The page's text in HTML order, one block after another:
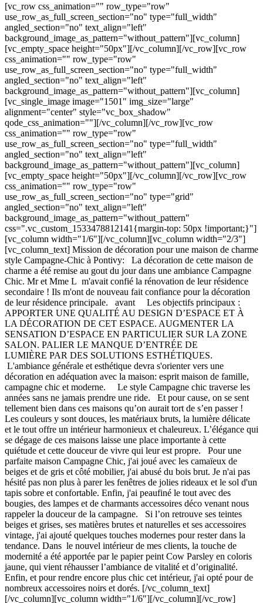
[vc_row css_animation="" row_type="row"
use_row_as_full_screen_section="no" type="full_width"
angled_section="no" text_align="left"
background_image_as_pattern="without_pattern"][vc_column]
[vc_empty_space height="50px"][/vc_column][/vc_row][vc_row
css_animation="" row_type="row"
use_row_as_full_screen_section="no" type="full_width"
angled_section="no" text_align="left"
background_image_as_pattern="without_pattern"][vc_column]
[vc_single_image image="1501" img_size="large"
alignment="center" style="vc_box_shadow"
qode_css_animation=""][/vc_column][/vc_row][vc_row
css_animation="" row_type="row"
use_row_as_full_screen_section="no" type="full_width"
angled_section="no" text_align="left"
background_image_as_pattern="without_pattern"][vc_column]
[vc_empty_space height="50px"][/vc_column][/vc_row][vc_row
css_animation="" row_type="row"
use_row_as_full_screen_section="no" type="grid"
angled_section="no" text_align="left"
background_image_as_pattern="without_pattern"
css=".vc_custom_1533478812141{margin-top: 50px !important;}"]
[vc_column width="1/6"][/vc_column][vc_column width="2/3"]
[vc_column_text] Mission de décoration pour une maison de charme
style Campagne-Chic à Pontivy: La décoration de cette maison de
charme a été remise au gout du jour dans une ambiance Campagne
Chic. Mr et Mme L m'avait confié la rénovation de leur résidence
secondaire ! Ils m'ont de nouveau fait confiance pour la décoration
de leur résidence principale. avant Les objectifs principaux :
APPORTER UNE QUALITÉ AU DESIGN D’ESPACE ET À
LA DÉCORATION DE CET ESPACE. AUGMENTER LA
SENSATION D’ESPACE EN PARTICULIER SUR LA ZONE
SALON. PALIER LE MANQUE D’ENTRÉE DE
LUMIÈRE PAR DES SOLUTIONS ESTHÉTIQUES.
L'ambiance générale et esthétique devra s'orienter vers une
décoration en adéquation avec la maison: esprit maison de famille,
campagne chic et moderne. Le style Campagne chic traverse les
années sans ne jamais prendre une ride. Et pour cause, on se sent
tellement bien dans ces maisons qu’on aurait tort de s’en passer !
Les couleurs y sont douces, les matériaux bruts, la lumière délicate
et le tout offre un intérieur harmonieux et chaleureux. L’élégance qui
se dégage de ces maisons laisse une place importante à cette
quiétude et cette douceur de vivre qui leur est propre. Pour une
parfaite maison Campagne Chic, j'ai joué avec les camaïeux de
beiges et de gris et côté mobilier, j'ai abusé du bois brut. Je n'ai pas
hésité pas non plus à parer les fenêtres de jolies rideaux et le sol d'un
tapis sobre et confortable. Enfin, j'ai peaufiné le tout avec des
bougies, des lampes et de charmants accessoires déco venant nous
rappeler la douceur de la campagne. Si l’on retrouve ses teintes
beiges et grises, ses matières brutes et naturelles et ses accessoires
vintage, j'ai ajouté quelques touches modernes pour rester dans la
tendance. Dans le nouvel intérieur de mes clients, la touche de
modernité a été apportée par le papier peint Cow Parsley en coloris
jaune, qui vient réhausser l’ambiance de vitalité et d’originalité.
Enfin, et pour rendre encore plus chic cet intérieur, j'ai opté pour de
nombreux accessoires noirs et dorés. [/vc_column_text]
[/vc_column][vc_column width="1/6"][/vc_column][/vc_row]